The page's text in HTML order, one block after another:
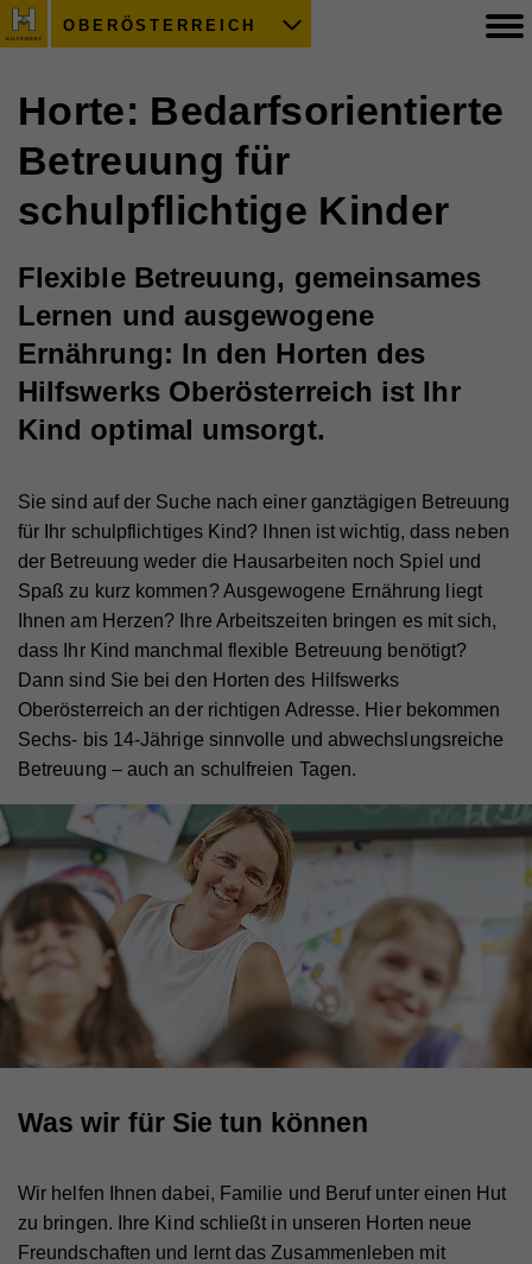
OBERÖSTERREICH
Horte: Bedarfsorientierte
Betreuung für
schulpflichtige Kinder
Flexible Betreuung, gemeinsames
Lernen und ausgewogene
Ernährung: In den Horten des
Hilfswerks Oberösterreich ist Ihr
Kind optimal umsorgt.
Sie sind auf der Suche nach einer ganztägigen Betreuung
für Ihr schulpflichtiges Kind? Ihnen ist wichtig, dass neben
der Betreuung weder die Hausarbeiten noch Spiel und
Spaß zu kurz kommen? Ausgewogene Ernährung liegt
Ihnen am Herzen? Ihre Arbeitszeiten bringen es mit sich,
dass Ihr Kind manchmal flexible Betreuung benötigt?
Dann sind Sie bei den Horten des Hilfswerks
Oberösterreich an der richtigen Adresse. Hier bekommen
Sechs- bis 14-Jährige sinnvolle und abwechslungsreiche
Betreuung – auch an schulfreien Tagen.
Was wir für Sie tun können
Wir helfen Ihnen dabei, Familie und Beruf unter einen Hut
zu bringen. Ihre Kind schließt in unseren Horten neue
Freundschaften und lernt das Zusammenleben mit